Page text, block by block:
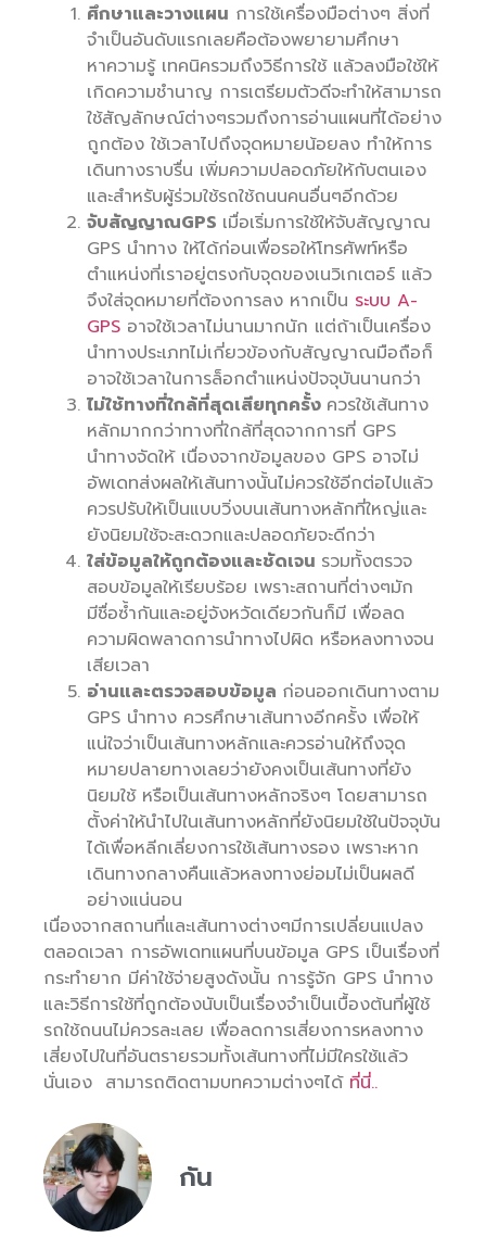
ศึกษาและวางแผน การใช้เครื่องมือต่างๆ สิ่งที่
จำเป็นอันดับแรกเลยคือต้องพยายามศึกษา
หาความรู้ เทคนิครวมถึงวิธีการใช้ แล้วลงมือใช้ให้
เกิดความชำนาญ การเตรียมตัวดีจะทำให้สามารถ
ใช้สัญลักษณ์ต่างๆรวมถึงการอ่านแผนที่ได้อย่าง
ถูกต้อง ใช้เวลาไปถึงจุดหมายน้อยลง ทำให้การ
เดินทางราบรื่น เพิ่มความปลอดภัยให้กับตนเอง
และสำหรับผู้ร่วมใช้รถใช้ถนนคนอื่นๆอีกด้วย
จับสัญญาณGPS เมื่อเริ่มการใช้ให้จับสัญญาณ
GPS นำทาง ให้ได้ก่อนเพื่อรอให้โทรศัพท์หรือ
ตำแหน่งที่เราอยู่ตรงกับจุดของเนวิเกเตอร์ แล้ว
จึงใส่จุดหมายที่ต้องการลง หากเป็น ระบบ A-
GPS อาจใช้เวลาไม่นานมากนัก แต่ถ้าเป็นเครื่อง
นำทางประเภทไม่เกี่ยวข้องกับสัญญาณมือถือก็
อาจใช้เวลาในการล็อกตำแหน่งปัจจุบันนานกว่า
ไม่ใช้ทางที่ใกล้ที่สุดเสียทุกครั้ง ควรใช้เส้นทาง
หลักมากกว่าทางที่ใกล้ที่สุดจากการที่ GPS
นำทางจัดให้ เนื่องจากข้อมูลของ GPS อาจไม่
อัพเดทส่งผลให้เส้นทางนั้นไม่ควรใช้อีกต่อไปแล้ว
ควรปรับให้เป็นแบบวิ่งบนเส้นทางหลักที่ใหญ่และ
ยังนิยมใช้จะสะดวกและปลอดภัยจะดีกว่า
ใส่ข้อมูลให้ถูกต้องและชัดเจน รวมทั้งตรวจ
สอบข้อมูลให้เรียบร้อย เพราะสถานที่ต่างๆมัก
มีชื่อซ้ำกันและอยู่จังหวัดเดียวกันก็มี เพื่อลด
ความผิดพลาดการนำทางไปผิด หรือหลงทางจน
เสียเวลา
อ่านและตรวจสอบข้อมูล ก่อนออกเดินทางตาม
GPS นำทาง ควรศึกษาเส้นทางอีกครั้ง เพื่อให้
แน่ใจว่าเป็นเส้นทางหลักและควรอ่านให้ถึงจุด
หมายปลายทางเลยว่ายังคงเป็นเส้นทางที่ยัง
นิยมใช้ หรือเป็นเส้นทางหลักจริงๆ โดยสามารถ
ตั้งค่าให้นำไปในเส้นทางหลักที่ยังนิยมใช้ในปัจจุบัน
ได้เพื่อหลีกเลี่ยงการใช้เส้นทางรอง เพราะหาก
เดินทางกลางคืนแล้วหลงทางย่อมไม่เป็นผลดี
อย่างแน่นอน
เนื่องจากสถานที่และเส้นทางต่างๆมีการเปลี่ยนแปลง
ตลอดเวลา การอัพเดทแผนที่บนข้อมูล GPS เป็นเรื่องที่
กระทำยาก มีค่าใช้จ่ายสูงดังนั้น การรู้จัก GPS นำทาง
และวิธีการใช้ที่ถูกต้องนับเป็นเรื่องจำเป็นเบื้องต้นที่ผู้ใช้
รถใช้ถนนไม่ควรละเลย เพื่อลดการเสี่ยงการหลงทาง
เสี่ยงไปในที่อันตรายรวมทั้งเส้นทางที่ไม่มีใครใช้แล้ว
นั่นเอง สามารถติดตามบทความต่างๆได้ ที่นี่..
กัน